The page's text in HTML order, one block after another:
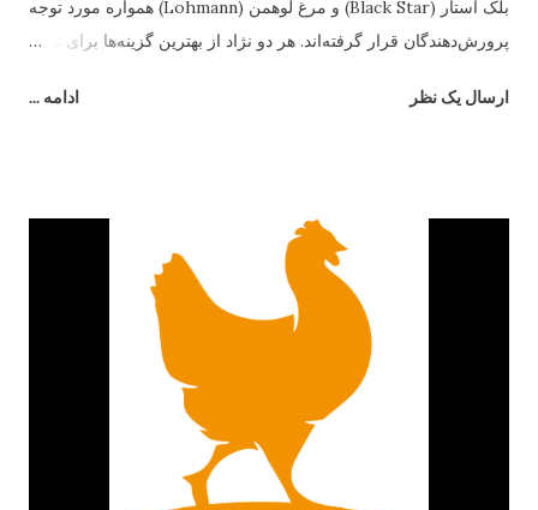
بلک استار (Black Star) و مرغ لوهمن (Lohmann) همواره مورد توجه
پرورش‌دهندگان قرار گرفته‌اند. هر دو نژاد از بهترین گزینه‌ها برای تولید
نگهداری دارند. در این مقاله به بررسی دقیق تفاوت مرغ بلک استار و
در شرایط متنوع آب‌وهوایی عملکرد خوبی نشان دهد. در مقابل، مرغ
اصلاح‌نژاد شده و به‌صورت اختصاصی برای تولید تخم‌مرغ تجاری
طراحی گردیده است. ۲. میزان تخم‌گذاری تفاوت اصلی میان این دو
عدد تخم‌مرغ در سال تولید می‌کند. در حالی‌که مرغ بلک استار کمی
ارسال یک نظر ادامه ...